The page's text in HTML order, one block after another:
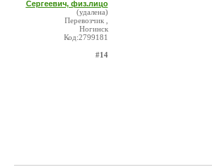
Сергеевич, физ.лицо
(удалена)
Перевозчик ,
Ногинск
Код:2799181
#14